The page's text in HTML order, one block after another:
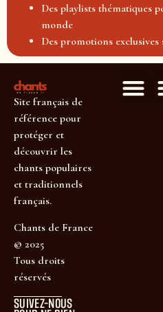
Des playlists thématiques
monde
Des promotions exclusives
Site français de
référence pour
protéger et
découvrir les
chants populaires
et traditionnels
français.
Chants de France
© 2025
Tous droits
réservés
SUIVEZ-NOUS